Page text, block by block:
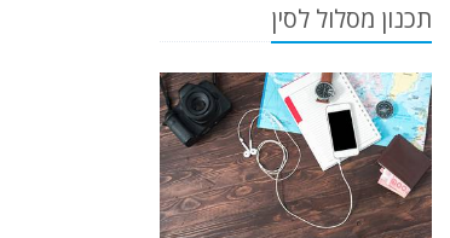
תכנון מסלול לסין